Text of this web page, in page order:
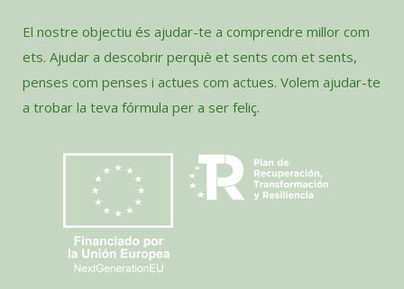
El nostre objectiu és ajudar-te a comprendre millor com
ets. Ajudar a descobrir perquè et sents com et sents,
penses com penses i actues com actues. Volem ajudar-te
a trobar la teva fórmula per a ser feliç.